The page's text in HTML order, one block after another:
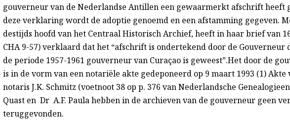
gouverneur van de Nederlandse Antillen een gewaarmerkt afschrift heeft
deze verklaring wordt de adoptie genoemd en een afstamming gegeven.
destijds hoofd van het Centraal Historisch Archief, heeft in haar brief van
CHA 9-57) verklaard dat het “afschrift is ondertekend door de Gouverneur
de periode 1957-1961 gouverneur van Curaçao is geweest”.Het door de
is in de vorm van een notariële akte gedeponeerd op 9 maart 1993 (1) Akte
notaris J.K. Schmitz (voetnoot 38 op p. 376 van Nederlandsche
Quast en Dr A.F. Paula hebben in de archieven van de gouverneur geen
teruggevonden.